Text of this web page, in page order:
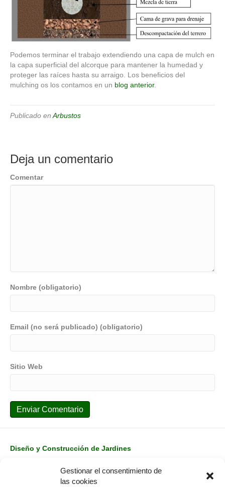
Gestionar el consentimiento de
las cookies
Podemos terminar el trabajo extendiendo una capa de mulch en
la capa superficial del alcorque para mantener la humedad y
proteger las raíces hasta su arraigo. Los beneficios del
mulching os los contamos en un blog anterior.
Publicado en Arbustos
Deja un comentario
Comentar
Nombre (obligatorio)
Email (no será publicado) (obligatorio)
Sitio Web
Diseño y Construcción de Jardines